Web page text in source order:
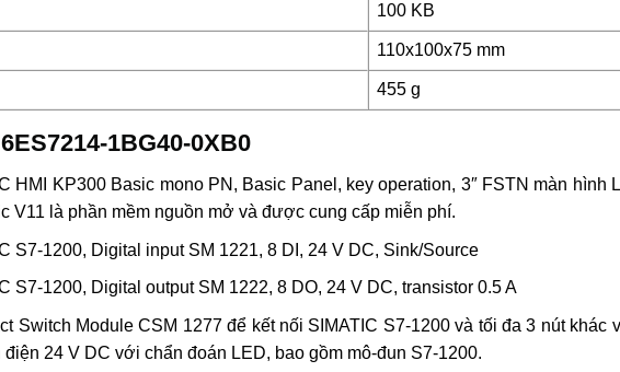
100 KB
110x100x75 mm
455 g
1BG40-0XB0
HMI KP300 Basic mono PN, Basic Panel, key operation, 3″ FSTN màn hình
V11 là phần mềm nguồn mở và được cung cấp miễn phí.
S7-1200, Digital input SM 1221, 8 DI, 24 V DC, Sink/Source
S7-1200, Digital output SM 1222, 8 DO, 24 V DC, transistor 0.5 A
Switch Module CSM 1277 để kết nối SIMATIC S7-1200 và tối đa 3 nút khác
24 V DC với chẩn đoán LED, bao gồm mô-đun S7-1200.